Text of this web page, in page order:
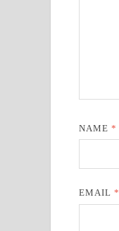
NAME*
EMAIL*